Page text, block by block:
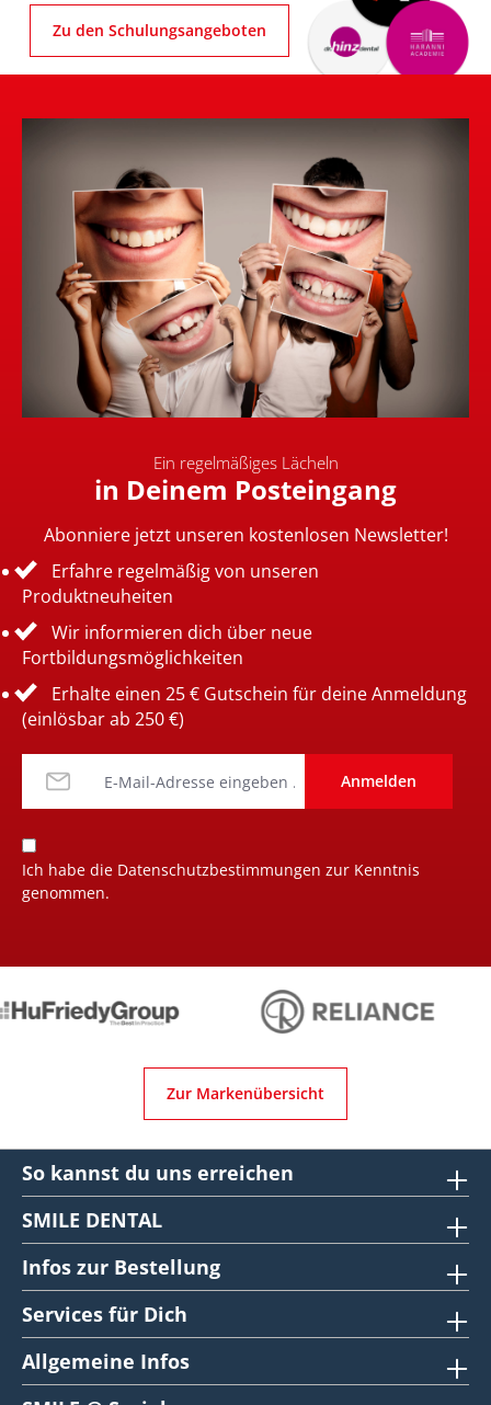
Zu den Schulungsangeboten
Ein regelmäßiges Lächeln
in Deinem Posteingang
Abonniere jetzt unseren kostenlosen Newsletter!
Erfahre regelmäßig von unseren
Produktneuheiten
Wir informieren dich über neue
Fortbildungsmöglichkeiten
Erhalte einen 25 € Gutschein für deine Anmeldung
(einlösbar ab 250 €)
Anmelden
Ich habe die Datenschutzbestimmungen zur Kenntnis
genommen.
Zur Markenübersicht
So kannst du uns erreichen
SMILE DENTAL
Infos zur Bestellung
Services für Dich
Allgemeine Infos